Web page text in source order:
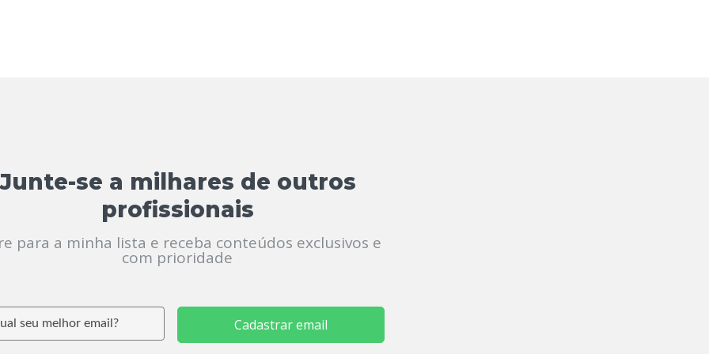
se a milhares de outros
profissionais
para a minha lista e receba conteúdos exclusivos e
com prioridade
Cadastrar email